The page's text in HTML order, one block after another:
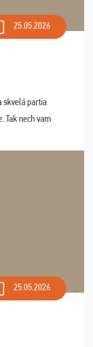
25.05.2026
skvelá partia
Tak nech vam
ta ...
25.05.2026